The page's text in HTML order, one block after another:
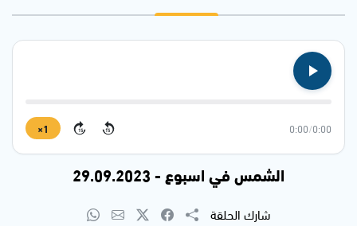
0:00
/
0:00
15
15
1×
الشمس في اسبوع - 29.09.2023
شارك الحلقة